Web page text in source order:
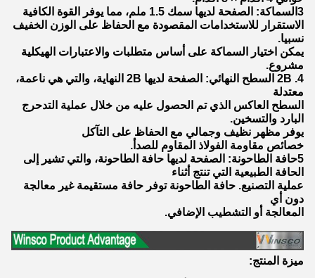
3السماكة: الصفحة لديها سمك 1.5 ملم، مما يوفر القوة الكافية
الاستقرار للاستخدامات المقصودة مع الحفاظ على الوزن الخفيف
نسبيا.
يمكن اختيار السماكة على أساس متطلبات والاعتبارات الهيكلية
مشروع.
4. 2B السطح النهائي: الصفحة لديها 2B النهاية، والتي هي ناعمة،
معتدلة
السطح العاكس الذي تم الحصول عليه من خلال عملية التدحرج
البارد والتسخين.
يوفر مظهر نظيف وجمالي مع الحفاظ على التآكل
خصائص مقاومة الفولاذ المقاوم للصدأ.
5حافة الطاحونة: الصفحة لديها حافة الطاحونة، والتي تشير إلى
الحافة الطبيعية التي تنتج أثناء
عملية التصنيع. حافة الطاحونة توفر حافة مستقيمة غير معالجة
دون أي
المعالجة أو التشطيب الإضافي.
ميزة المنتج: